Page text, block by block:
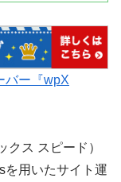
バー『wpX
クス スピード）
を用いたサイト運